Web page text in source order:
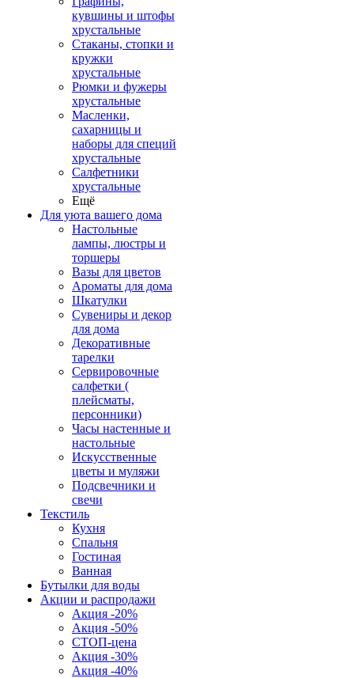
кувшины и штофы
хрустальные
Стаканы, стопки и
кружки
хрустальные
Рюмки и фужеры
хрустальные
Масленки,
сахарницы и
наборы для специй
хрустальные
Салфетники
хрустальные
Ещё
Для уюта вашего дома
Настольные
лампы, люстры и
торшеры
Вазы для цветов
Ароматы для дома
Шкатулки
Сувениры и декор
для дома
Декоративные
тарелки
Сервировочные
салфетки (
плейсматы,
персонники)
Часы настенные и
настольные
Искусственные
цветы и муляжи
Подсвечники и
свечи
Текстиль
Кухня
Спальня
Гостиная
Ванная
Бутылки для воды
Акции и распродажи
Акция -20%
Акция -50%
СТОП-цена
Акция -30%
Акция -40%